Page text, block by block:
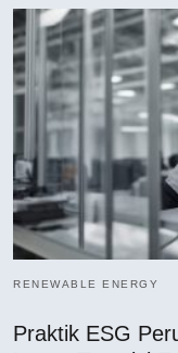
RENEWABLE ENERGY
Praktik ESG